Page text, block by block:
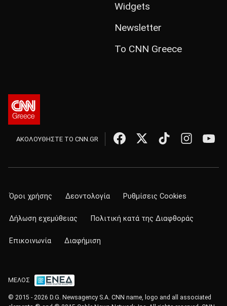
Widgets
Newsletter
Το CNN Greece
ΑΚΟΛΟΥΘΗΣΤΕ ΤΟ CNN.GR
Όροι χρήσης Δεοντολογία Ρυθμίσεις Cookies
Δήλωση εχεμύθειας Πολιτική κατά της Διαφθοράς
Επικοινωνία Διαφήμιση
ΜΕΛΟΣ
© 2015 - 2026 D.G. Newsagency S.A. CNN name, logo and all associated